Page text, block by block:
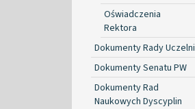
Oświadczenia
Rektora
Dokumenty Rady Uczelni
Dokumenty Senatu PW
Dokumenty Rad
Naukowych Dyscyplin